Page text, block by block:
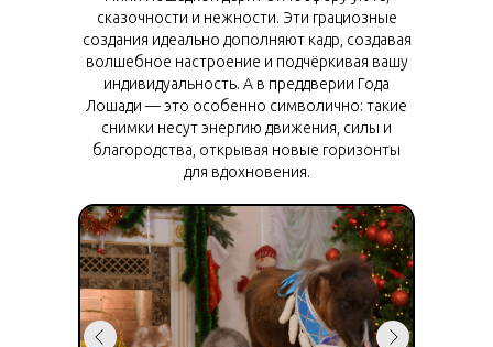
сказочности и нежности. Эти грациозные
создания идеально дополняют кадр, создавая
волшебное настроение и подчёркивая вашу
индивидуальность. А в преддверии Года
Лошади — это особенно символично: такие
снимки несут энергию движения, силы и
благородства, открывая новые горизонты
для вдохновения.